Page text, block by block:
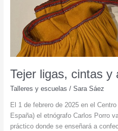
Tejer ligas, cintas y
Talleres y escuelas / Sara Sáez
El 1 de febrero de 2025 en el
España) el etnógrafo Carlos Porro
práctico donde se enseñará a